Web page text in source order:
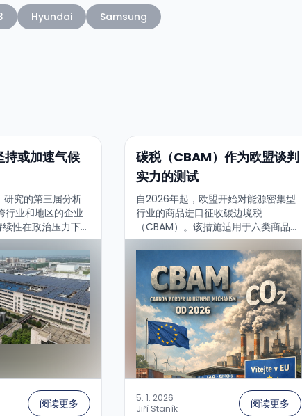
Hyundai Samsung
或加速气候
究的第三届分析
行业和地区的企业
性在政治压力下退
企业仍坚持其气候
阅读更多
碳税（CBAM）作为欧盟谈判
实力的测试
自2026年起，欧盟开始对能源密集型
行业的商品进口征收碳边境税
（CBAM）。该措施适用于六类商品的
进口，这些商品在生产过程中排放的温
室气体最多——电力、铁和钢、水泥、
肥料、铝、氢。CBAM 是欧盟气候政
策的工具之一，同时也是可能对数百家
公司产生重大影响的措施。观察欧盟如
何能够在对其主要贸易伙伴的谈判中为
该措施辩护并推动实施，以及付出何种
代价，将是非常有趣的。
5. 1. 2026
Jiří Staník
阅读更多